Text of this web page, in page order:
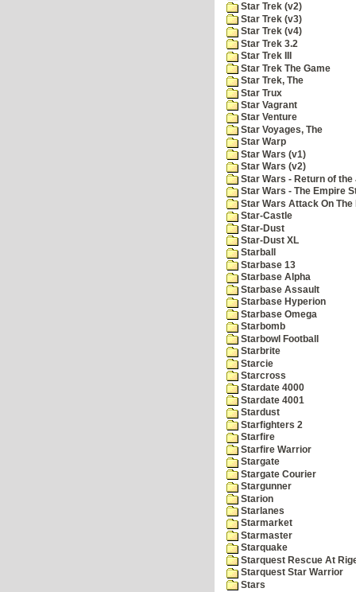
Star Trek (v2)
Star Trek (v3)
Star Trek (v4)
Star Trek 3.2
Star Trek III
Star Trek The Game
Star Trek, The
Star Trux
Star Vagrant
Star Venture
Star Voyages, The
Star Warp
Star Wars (v1)
Star Wars (v2)
Star Wars - Return of
Star Wars - The Empire
Star Wars Attack On The
Star-Castle
Star-Dust
Star-Dust XL
Starball
Starbase 13
Starbase Alpha
Starbase Assault
Starbase Hyperion
Starbase Omega
Starbomb
Starbowl Football
Starbrite
Starcie
Starcross
Stardate 4000
Stardate 4001
Stardust
Starfighters 2
Starfire
Starfire Warrior
Stargate
Stargate Courier
Stargunner
Starion
Starlanes
Starmarket
Starmaster
Starquake
Starquest Rescue At
Starquest Star Warrior
Stars